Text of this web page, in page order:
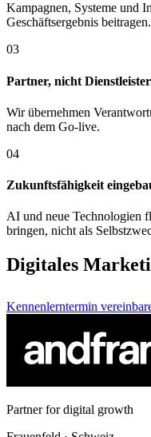
Kampagnen, Systeme und
Geschäftsergebnis beitragen.
03
Partner, nicht
Wir übernehmen
nach dem Go-live.
04
Zukunftsfähigkeit
AI und neue Technologien
bringen, nicht als
Digitales
Kennenlerntermin
Partner for digital growth